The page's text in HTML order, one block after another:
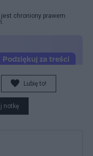
jest chroniony prawem
Lubię to!
notkę